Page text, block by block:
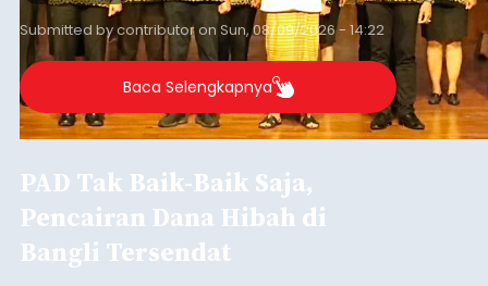
Submitted bycontributoron Sun, 08/09/2026 - 14:22
Baca Selengkapnya
PAD Tak Baik-Baik Saja,
Pencairan Dana Hibah di
Bangli Tersendat